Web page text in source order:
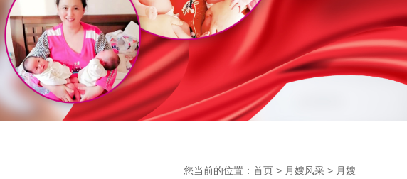
您当前的位置： 首页 > 月嫂风采 > 月嫂